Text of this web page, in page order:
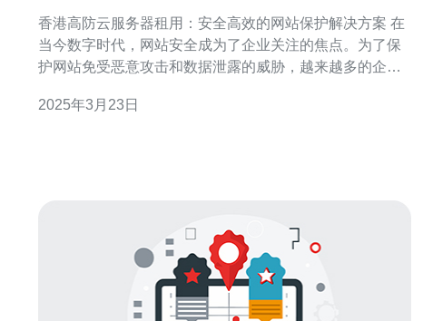
香港高防云服务器租用：安全高效的网站保护解决方案 在
当今数字时代，网站安全成为了企业关注的焦点。为了保
护网站免受恶意攻击和数据泄露的威胁，越来越多的企业
优势以及其提供的安全高效的网站保护解决方案。 高防云
2025年3月23日